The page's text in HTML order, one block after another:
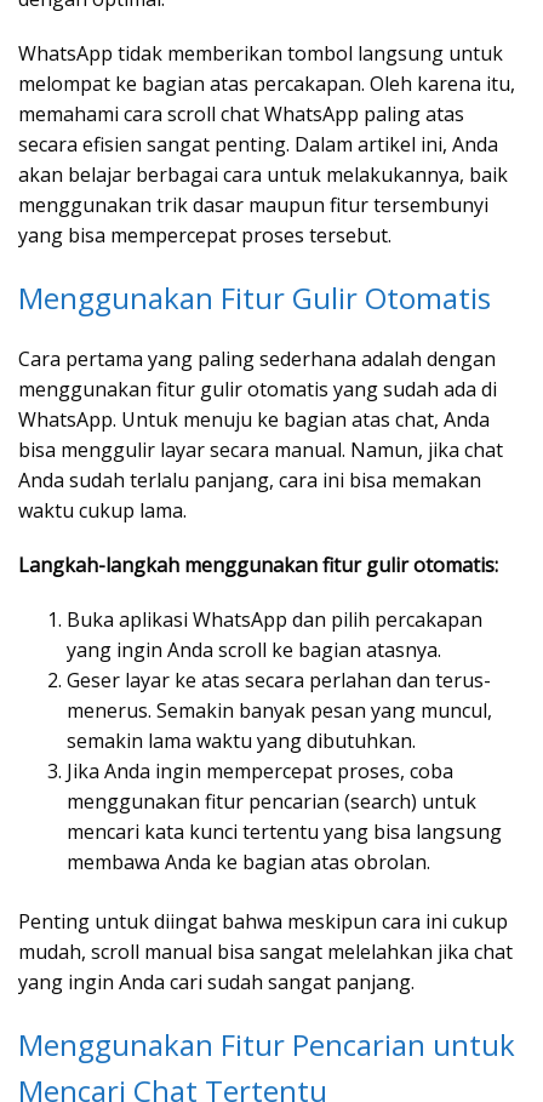
WhatsApp tidak memberikan tombol langsung untuk
melompat ke bagian atas percakapan. Oleh karena itu,
memahami cara scroll chat WhatsApp paling atas
secara efisien sangat penting. Dalam artikel ini, Anda
akan belajar berbagai cara untuk melakukannya, baik
menggunakan trik dasar maupun fitur tersembunyi
yang bisa mempercepat proses tersebut.
Menggunakan Fitur Gulir Otomatis
Cara pertama yang paling sederhana adalah dengan
menggunakan fitur gulir otomatis yang sudah ada di
WhatsApp. Untuk menuju ke bagian atas chat, Anda
bisa menggulir layar secara manual. Namun, jika chat
Anda sudah terlalu panjang, cara ini bisa memakan
waktu cukup lama.
Langkah-langkah menggunakan fitur gulir otomatis:
Buka aplikasi WhatsApp dan pilih percakapan
yang ingin Anda scroll ke bagian atasnya.
Geser layar ke atas secara perlahan dan terus-
menerus. Semakin banyak pesan yang muncul,
semakin lama waktu yang dibutuhkan.
Jika Anda ingin mempercepat proses, coba
menggunakan fitur pencarian (search) untuk
mencari kata kunci tertentu yang bisa langsung
membawa Anda ke bagian atas obrolan.
Penting untuk diingat bahwa meskipun cara ini cukup
mudah, scroll manual bisa sangat melelahkan jika chat
yang ingin Anda cari sudah sangat panjang.
Menggunakan Fitur Pencarian untuk
Mencari Chat Tertentu